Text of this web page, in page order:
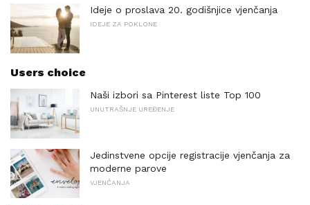
Ideje o proslava 20. godišnjice vjenčanja
IDEJE ZA POKLONE
Users choice
Naši izbori sa Pinterest liste Top 100
UNUTRAŠNJE UREĐENJE
Jedinstvene opcije registracije vjenčanja za
moderne parove
VJENČANJA